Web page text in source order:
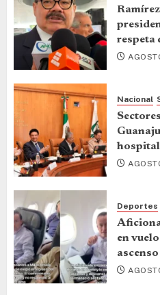
respeta
Nacional
Deportes
en
ascenso